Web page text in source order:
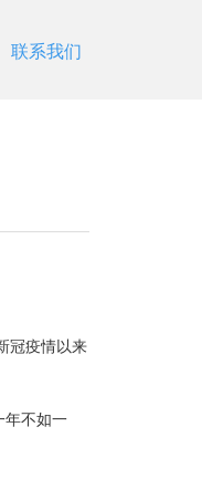
联系我们
冠疫情以来
年不如一